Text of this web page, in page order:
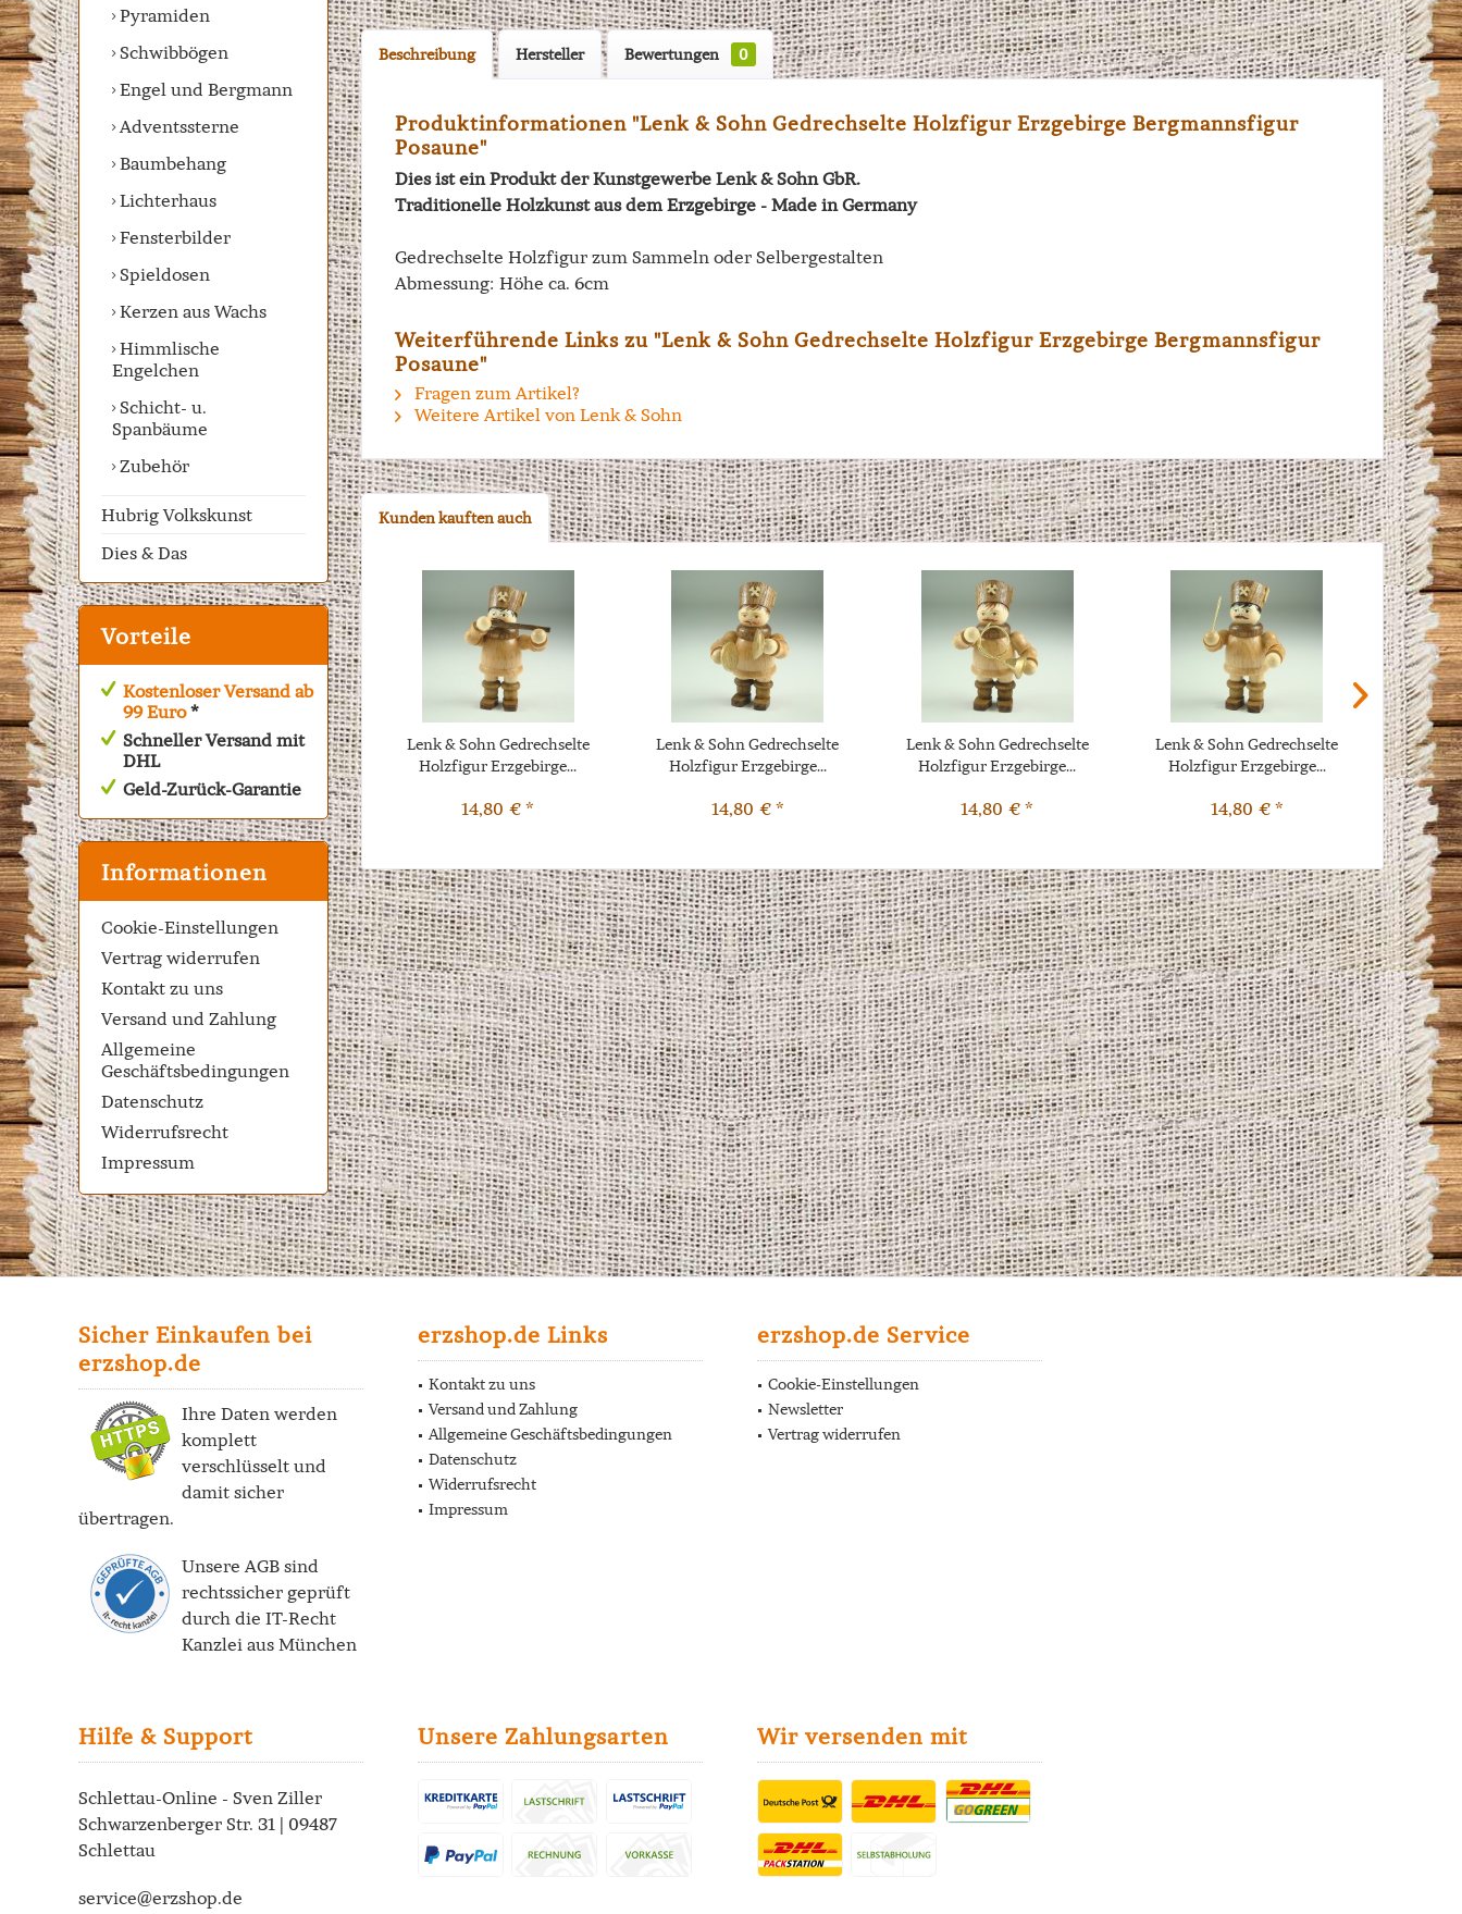
Pyramiden
Schwibbögen
Engel und Bergmann
Adventssterne
Baumbehang
Lichterhaus
Fensterbilder
Spieldosen
Kerzen aus Wachs
Himmlische
Engelchen
Schicht- u.
Spanbäume
Zubehör
Hubrig Volkskunst
Dies & Das
Vorteile
Kostenloser Versand ab
99 Euro*
Schneller Versand mit
DHL
Geld-Zurück-Garantie
Informationen
Cookie-Einstellungen
Vertrag widerrufen
Kontakt zu uns
Versand und Zahlung
Allgemeine
Geschäftsbedingungen
Datenschutz
Widerrufsrecht
Impressum
Beschreibung Hersteller Bewertungen 0
Produktinformationen "Lenk & Sohn Gedrechselte Holzfigur Erzgebirge Bergmannsfigur
Posaune"
Dies ist ein Produkt der Kunstgewerbe Lenk & Sohn GbR.
Traditionelle Holzkunst aus dem Erzgebirge - Made in Germany
Gedrechselte Holzfigur zum Sammeln oder Selbergestalten
Abmessung: Höhe ca. 6cm
Weiterführende Links zu "Lenk & Sohn Gedrechselte Holzfigur Erzgebirge Bergmannsfigur
Posaune"
Fragen zum Artikel?
Weitere Artikel von Lenk & Sohn
Kunden kauften auch
Lenk & Sohn Gedrechselte
Holzfigur Erzgebirge...
14,80 € *
Lenk & Sohn Gedrechselte
Holzfigur Erzgebirge...
14,80 € *
Lenk & Sohn Gedrechselte
Holzfigur Erzgebirge...
14,80 € *
Lenk & Sohn Gedrechselte
Holzfigur Erzgebirge...
14,80 € *
Lenk &
Sicher Einkaufen bei
erzshop.de
Ihre Daten werden
komplett
verschlüsselt und
damit sicher
übertragen.
Unsere AGB sind
rechtssicher geprüft
durch die IT-Recht
Kanzlei aus München
erzshop.de Links
Kontakt zu uns
Versand und Zahlung
Allgemeine Geschäftsbedingungen
Datenschutz
Widerrufsrecht
Impressum
erzshop.de Service
Cookie-Einstellungen
Newsletter
Vertrag widerrufen
Hilfe & Support
Schlettau-Online - Sven Ziller
Schwarzenberger Str. 31 | 09487
Schlettau
service@erzshop.de
Unsere Zahlungsarten Wir versenden mit